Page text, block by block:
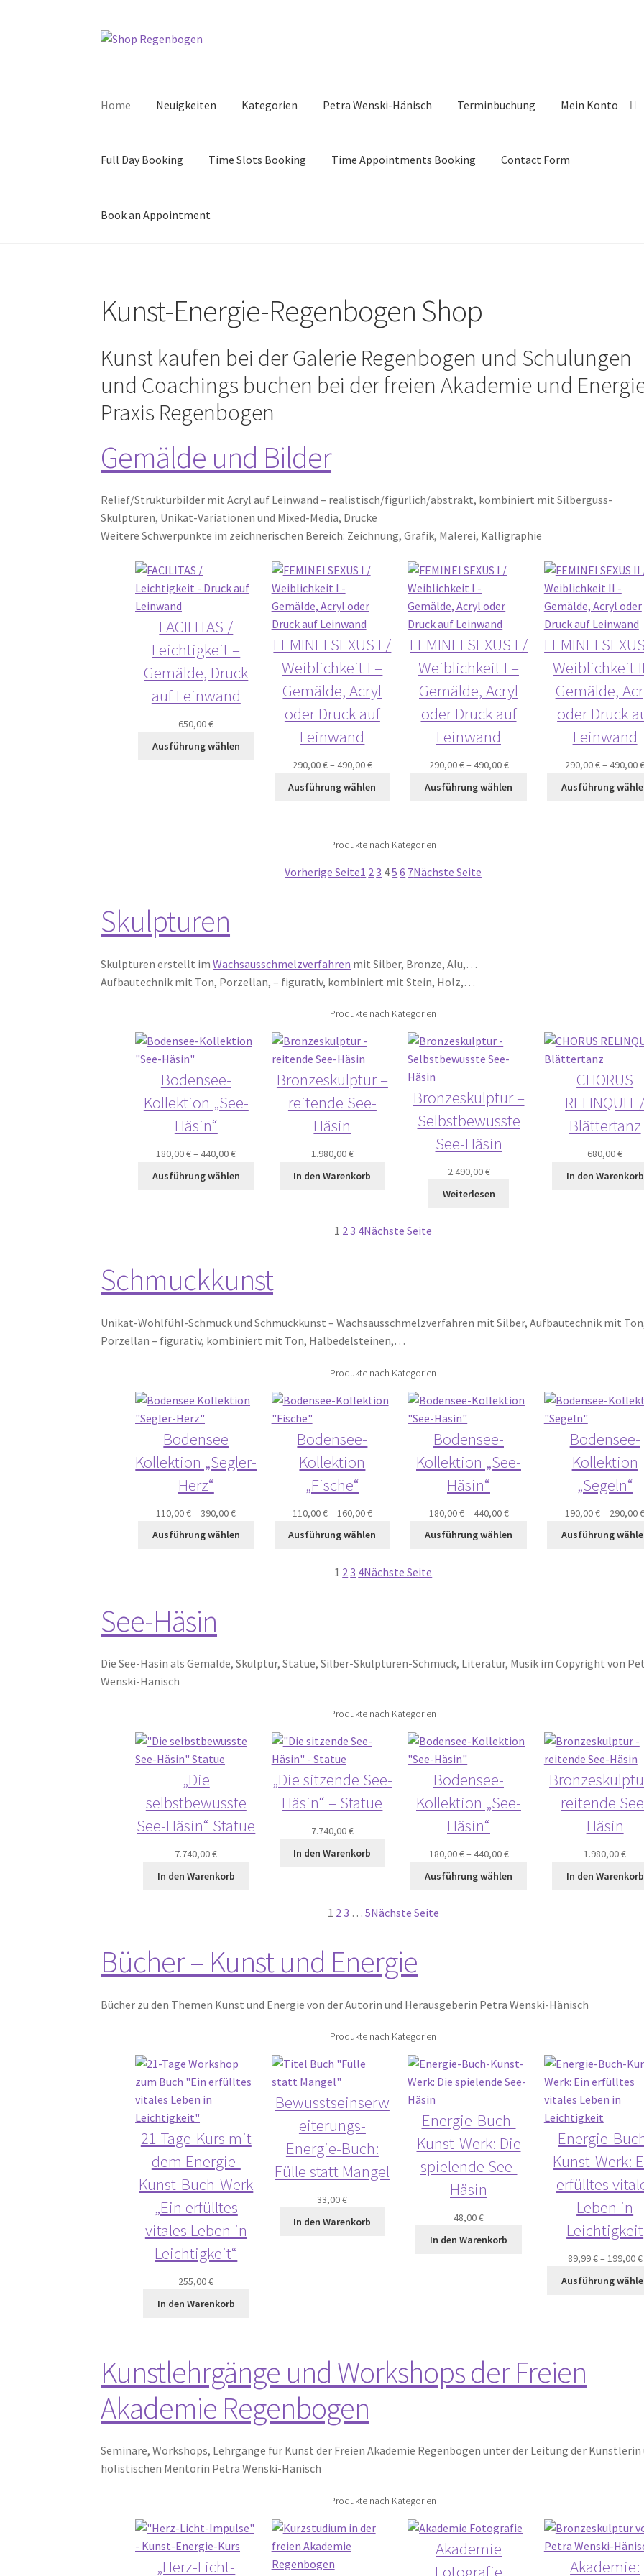
Zur
Zum
Home Neuigkeiten Kategorien Petra Wenski-Hänisch Terminbuchung Mein Konto
Full Day Booking Time Slots Booking Time Appointments Booking Contact Form
Book an Appointment
Kunst-Energie-Regenbogen Shop
Kunst kaufen bei der Galerie Regenbogen und Schulungen
und Coachings buchen bei der freien Akademie und
Praxis Regenbogen
Gemälde und Bilder
Relief/Strukturbilder mit Acryl auf Leinwand – realistisch/figürlich/abstrakt, kombiniert mit Silberguss-
Skulpturen, Unikat-Variationen und Mixed-Media, Drucke
Weitere Schwerpunkte im zeichnerischen Bereich: Zeichnung, Grafik, Malerei, Kalligraphie
FACILITAS /
Leichtigkeit –
Gemälde, Druck
auf Leinwand
650,00€
Ausführung wählen
FEMINEI SEXUS I /
Weiblichkeit I –
Gemälde, Acryl
oder Druck auf
Leinwand
290,00€– 490,00€
Ausführung wählen
FEMINEI SEXUS I /
Weiblichkeit I –
Gemälde, Acryl
oder Druck auf
Leinwand
290,00€– 490,00€
Ausführung wählen
FEMINEI
Weiblichkeit
Gemälde,
oder Druck
Leinwand
290,00€–490,00
Ausführung
Produkte nach Kategorien
Vorherige Seite1 23 45 6 7Nächste Seite
Skulpturen
Skulpturen erstellt imWachsausschmelzverfahren mit Silber, Bronze, Alu,…
Aufbautechnik mit Ton, Porzellan, – figurativ, kombiniert mit Stein, Holz,…
Produkte nach Kategorien
Bodensee-
Kollektion „See-
Häsin“
180,00€–440,00€
Ausführung wählen
Bronzeskulptur –
reitende See-
Häsin
1.980,00€
In den Warenkorb
Bronzeskulptur –
Selbstbewusste
See-Häsin
2.490,00€
Weiterlesen
CHORUS
RELINQUIT
Blättertanz
680,00€
In den Warenkorb
1 23 4Nächste Seite
Schmuckkunst
Unikat-Wohlfühl-Schmuck und Schmuckkunst – Wachsausschmelzverfahren mit Silber, Aufbautechnik mit
Porzellan – figurativ, kombiniert mit Ton, Halbedelsteinen,…
Produkte nach Kategorien
Bodensee
Kollektion „Segler-
Herz“
110,00€–390,00€
Ausführung wählen
Bodensee-
Kollektion
„Fische“
110,00€– 160,00€
Ausführung wählen
Bodensee-
Kollektion „See-
Häsin“
180,00€– 440,00€
Ausführung wählen
Bodensee-
Kollektion
„Segeln“
190,00€– 290,00
Ausführung
1 2 3 4Nächste Seite
See-Häsin
Die See-Häsin als Gemälde, Skulptur, Statue, Silber-Skulpturen-Schmuck, Literatur, Musik im Copyright von
Wenski-Hänisch
Produkte nach Kategorien
„Die
selbstbewusste
See-Häsin“ Statue
7.740,00€
In den Warenkorb
„Die sitzende See-
Häsin“ – Statue
7.740,00€
In den Warenkorb
Bodensee-
Kollektion „See-
Häsin“
180,00€– 440,00€
Ausführung wählen
reitende
Häsin
1.980,00€
In den Warenkorb
1 23 … 5Nächste Seite
Bücher – Kunst und Energie
Bücher zu den Themen Kunst und Energie von der Autorin und Herausgeberin Petra Wenski-Hänisch
Produkte nach Kategorien
21 Tage-Kurs mit
dem Energie-
Kunst-Buch-Werk
„Ein erfülltes
vitales Leben in
Leichtigkeit“
255,00€
In den Warenkorb
Bewusstseinserw
eiterungs-
Energie-Buch:
Fülle statt Mangel
33,00€
In den Warenkorb
Energie-Buch-
Kunst-Werk: Die
spielende See-
Häsin
48,00€
In den Warenkorb
Energie-
Kunst-Werk:
erfülltes
Leben in
Leichtigkeit
89,99€– 199,00€
Ausführung
Kunstlehrgänge und Workshops der Freien
Akademie Regenbogen
Seminare, Workshops, Lehrgänge für Kunst der Freien Akademie Regenbogen unter der Leitung der Künstlerin
holistischen Mentorin Petra Wenski-Hänisch
Produkte nach Kategorien
„Herz-Licht-
Akademie
Fotografie
Akademie: